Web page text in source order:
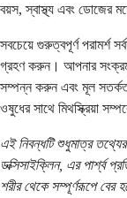
বয়স, স্বাস্থ্য এবং ডোজের
সবচেয়ে গুরুত্বপূর্ণ পরামর্শ
গ্রহণ করুন। আপনার সংক্রমণ
সম্পন্ন করুন এবং মূল
ওষুধের সাথে মিথস্ক্রিয়া
এই নিবন্ধটি শুধুমাত্র
ডক্সিসাইক্লিন, এর পার্শ্ব
শরীর থেকে সম্পূর্ণরূপে বের